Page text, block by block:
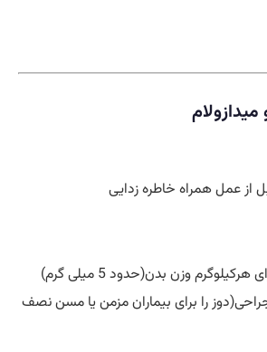
عمل همراه خاطره زدایی
70-80 میکروگرم به ازای هرکیلوگرم وزن بدن(حدود 5 میلی گرم)
از جراحی(دوز را برای بیماران مزمن یا مسن نصف